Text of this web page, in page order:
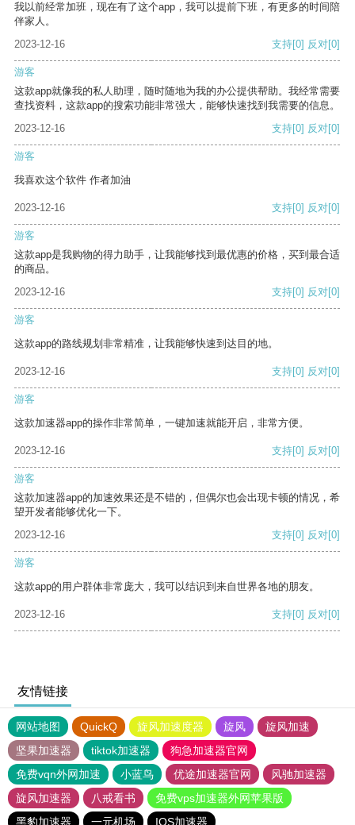
我以前经常加班，现在有了这个app，我可以提前下班，有更多的时间陪
伴家人。
2023-12-16
支持[0] 反对[0]
游客
这款app就像我的私人助理，随时随地为我的办公提供帮助。我经常需要
查找资料，这款app的搜索功能非常强大，能够快速找到我需要的信息。
2023-12-16
支持[0] 反对[0]
游客
我喜欢这个软件 作者加油
2023-12-16 支持[0] 反对[0]
游客
这款app是我购物的得力助手，让我能够找到最优惠的价格，买到最合适
的商品。
2023-12-16
支持[0] 反对[0]
游客
这款app的路线规划非常精准，让我能够快速到达目的地。
2023-12-16 支持[0] 反对[0]
游客
这款加速器app的操作非常简单，一键加速就能开启，非常方便。
2023-12-16 支持[0] 反对[0]
游客
这款加速器app的加速效果还是不错的，但偶尔也会出现卡顿的情况，希
望开发者能够优化一下。
2023-12-16
支持[0] 反对[0]
游客
这款app的用户群体非常庞大，我可以结识到来自世界各地的朋友。
2023-12-16 支持[0] 反对[0]
友情链接
网站地图 QuickQ 旋风加速度器 旋风
旋风加速
坚果加速器
tiktok加速器
狗急加速器官网
免费vqn外网加速
小蓝鸟 优途加速器官网
风驰加速器
旋风加速器
八戒看书
免费vps加速器外网苹果版
黑豹加速器
一元机场 IOS加速器